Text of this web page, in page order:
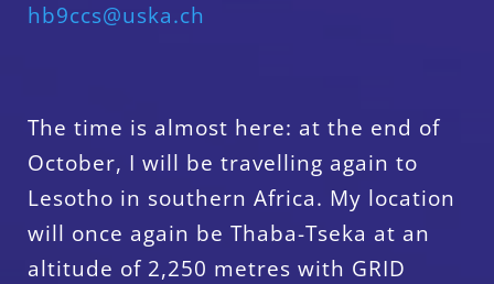
hb9ccs@uska.ch
The time is almost here: at the end of
October, I will be travelling again to
Lesotho in southern Africa. My location
will once again be Thaba-Tseka at an
altitude of 2,250 metres with GRID